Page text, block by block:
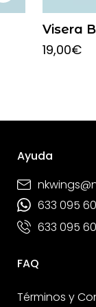
Visera
19,00€
Ayuda
633 095
633 095
FAQ
Términos y